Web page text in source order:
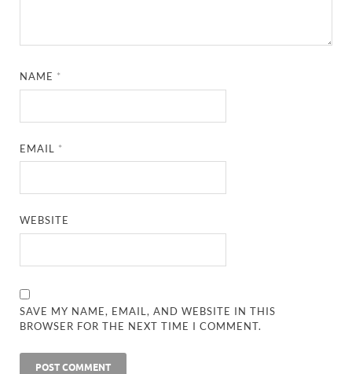
NAME *
EMAIL *
WEBSITE
SAVE MY NAME, EMAIL, AND WEBSITE IN THIS
BROWSER FOR THE NEXT TIME I COMMENT.